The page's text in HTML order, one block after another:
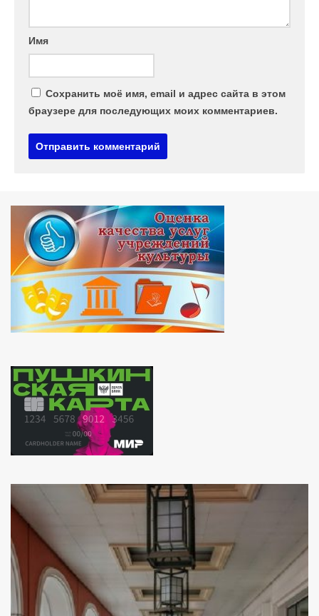
Имя
Сохранить моё имя, email и адрес сайта в этом
браузере для последующих моих комментариев.